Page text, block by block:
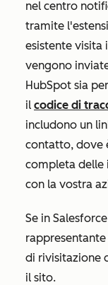
nel centro
tramite
esistente visita
vengono
HubSpot sia
il codice di
includono un
contatto, dove
completa delle
con la vostra
Se in
di rivisitazione
il sito.